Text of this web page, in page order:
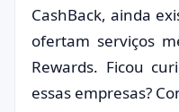
CashBack, ainda
ofertam serviços
Rewards. Ficou
essas empresas?